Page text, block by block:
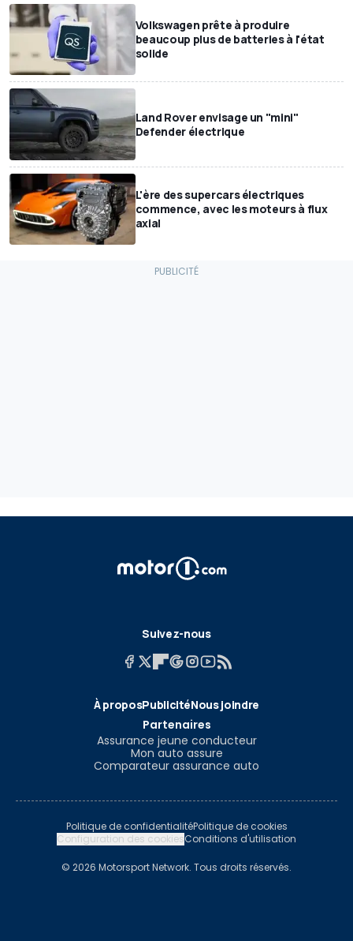
Volkswagen prête à produire
beaucoup plus de batteries à l'état
solide
Land Rover envisage un "mini"
Defender électrique
L'ère des supercars électriques
commence, avec les moteurs à flux
axial
Suivez-nous
À proposPublicitéNous joindre
Partenaires
Assurance jeune conducteur
Mon auto assure
Comparateur assurance auto
Politique de confidentialitéPolitique de cookies
Configuration des cookiesConditions d'utilisation
© 2026 Motorsport Network. Tous droits réservés.